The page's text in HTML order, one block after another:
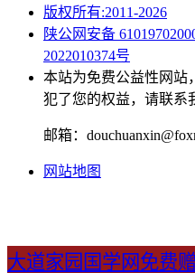
版权所有:2011-2026
陕公网安备
2022010374号
本站为免费公益性网站
犯了您的权益，请联系
邮箱：
网站地图
大道家园国学网免费